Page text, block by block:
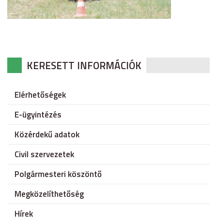
KERESETT INFORMÁCIÓK
Elérhetőségek
E-ügyintézés
Közérdekű adatok
Civil szervezetek
Polgármesteri köszöntő
Megközelíthetőség
Hírek